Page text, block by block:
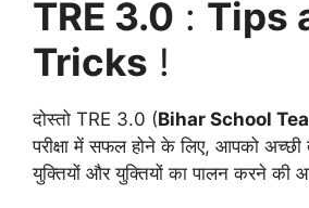
TRE 3.0 : Tips
Tricks !
दोस्तो TRE 3.0 (Bihar School
परीक्षा में सफल होने के लिए, आपको
युक्तियों और युक्तियों का पालन करने की